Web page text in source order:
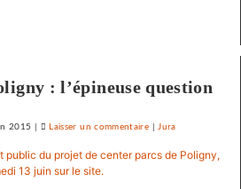
: l’épineuse question
2015 Laisser un commentaire onJura